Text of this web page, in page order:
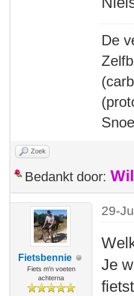
De
Zoek
Bedankt door:
Fietsbennie
Fiets m'n voeten
achterna
29-
Je